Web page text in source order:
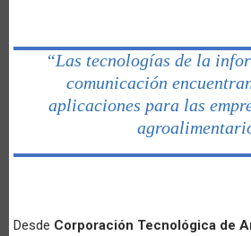
“Las tecnologías de la
comunicación
aplicaciones para las
Desde Corporación Tecnológica de